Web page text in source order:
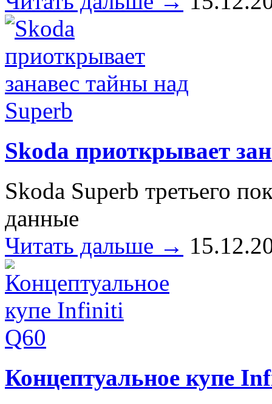
Skoda приоткрывает
Skoda Superb третьего
данные
Читать дальше →
Концептуальное купе